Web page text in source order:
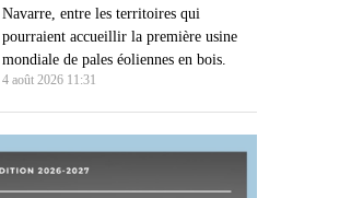
Navarre, entre les territoires qui
pourraient accueillir la première usine
mondiale de pales éoliennes en bois.
4 août 2026 11:31